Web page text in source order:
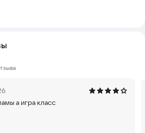
а также легендарных Божественных
Каждый новый герой приносит
доступ к новым
и атмосфера хаоса: сражайтесь,
деньги в большом городе, полном
а игра класс